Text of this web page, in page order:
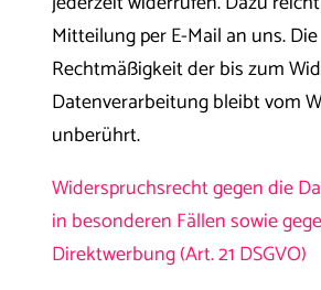
Mitteilung per E-Mail an uns. Die
Rechtmäßigkeit der bis zum
Datenverarbeitung bleibt vom
unberührt.
Widerspruchsrecht gegen die
in besonderen Fällen sowie
Direktwerbung (Art. 21 DSGVO)